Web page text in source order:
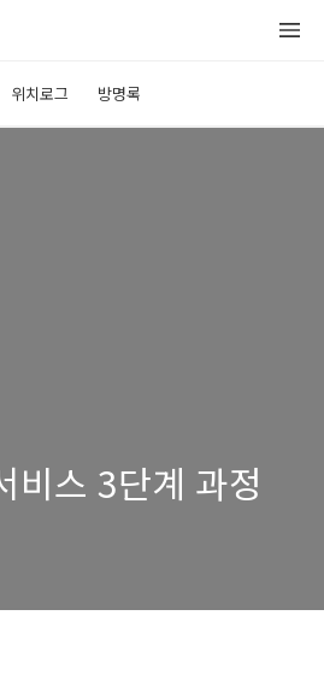
위치로그 방명록
비스 3단계 과정